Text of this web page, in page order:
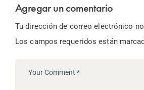
Agregar un comentario
Tu dirección de correo electrónico
Los campos requeridos están